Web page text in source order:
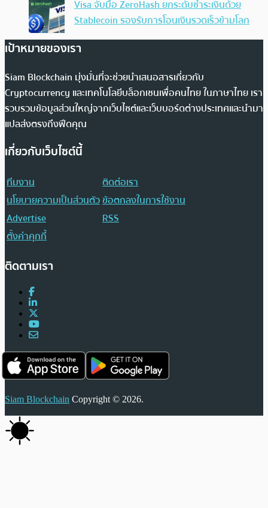
Visa จับมือ ZeroHash ยกระดับชำระเงินด้วย
Stablecoin รองรับการโอนเงินรวดเร็วข้ามโลก
เป้าหมายของเรา
Siam Blockchain มุ่งมั่นที่จะช่วยนำเสนอสารเกี่ยวกับ
Cryptocurrency และเทคโนโลยีบล็อกเชนเพื่อคนไทย ในภาษาไทย เรา
รวบรวมข้อมูลส่วนใหญ่จากเว็บไซต์และเว็บบอร์ดต่างประเทศและนำมา
แปลส่งตรงถึงฟีดคุณ
เกี่ยวกับเว็บไซต์นี้
ทีมงาน
ติดต่อเรา
นโยบายความเป็นส่วนตัวข้อตกลงในการใช้งาน
Advertise
RSS
ตั้งค่าคุกกี้
ติดตามเรา
Siam Blockchain Copyright © 2026.